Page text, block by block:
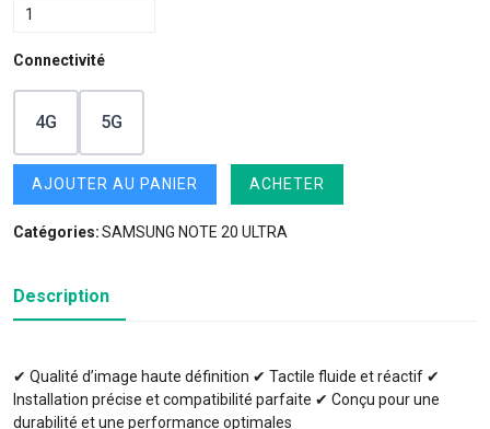
Connectivité
4G 5G
AJOUTER AU PANIER ACHETER
Catégories:SAMSUNG NOTE 20 ULTRA
Description
✔ Qualité d’image haute définition ✔ Tactile fluide et réactif ✔
Installation précise et compatibilité parfaite ✔ Conçu pour une
durabilité et une performance optimales